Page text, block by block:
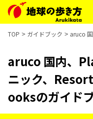
TOP ガイドブック aruco
aruco 国内、
ニック、
ooksのガイド